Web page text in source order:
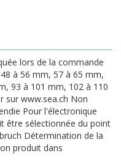
lors de la commande
à 56 mm, 57 à 65 mm,
93 à 101 mm, 102 à 110
sur www.sea.ch Non
Pour l'électronique
être sélectionnée du point
Détermination de la
produit dans